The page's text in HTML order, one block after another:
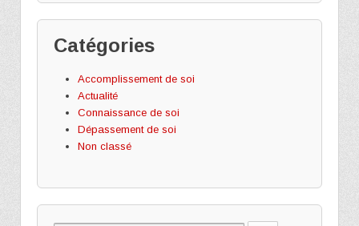
Catégories
Accomplissement de soi
Actualité
Connaissance de soi
Dépassement de soi
Non classé